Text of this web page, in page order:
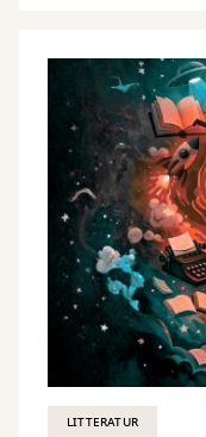
LITTERATUR